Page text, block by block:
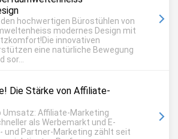
den hochwertigen Bürostühlen von
modernes Design mit
innovativen
eine natürliche Bewegung
Die Stärke von Affiliate-
Umsatz: Affiliate-Marketing
als Werbemarkt und E-
und Partner-Marketing zählt seit